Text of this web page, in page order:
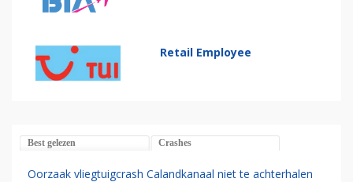
Retail Employee
Best gelezen Crashes
Oorzaak vliegtuigcrash Calandkanaal niet te achterhalen